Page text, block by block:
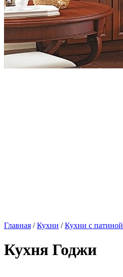
Главная /Кухни /Кухни с патиной
Кухня Годжи